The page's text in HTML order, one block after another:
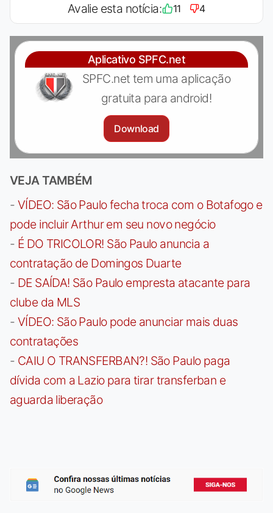
Avalie esta notícia: 11 4
Aplicativo SPFC.net
SPFC.net tem uma aplicação
gratuita para android!
Download
VEJA TAMBÉM
- VÍDEO: São Paulo fecha troca com o Botafogo e
pode incluir Arthur em seu novo negócio
- É DO TRICOLOR! São Paulo anuncia a
contratação de Domingos Duarte
- DE SAÍDA! São Paulo empresta atacante para
clube da MLS
- VÍDEO: São Paulo pode anunciar mais duas
contratações
- CAIU O TRANSFERBAN?! São Paulo paga
dívida com a Lazio para tirar transferban e
aguarda liberação